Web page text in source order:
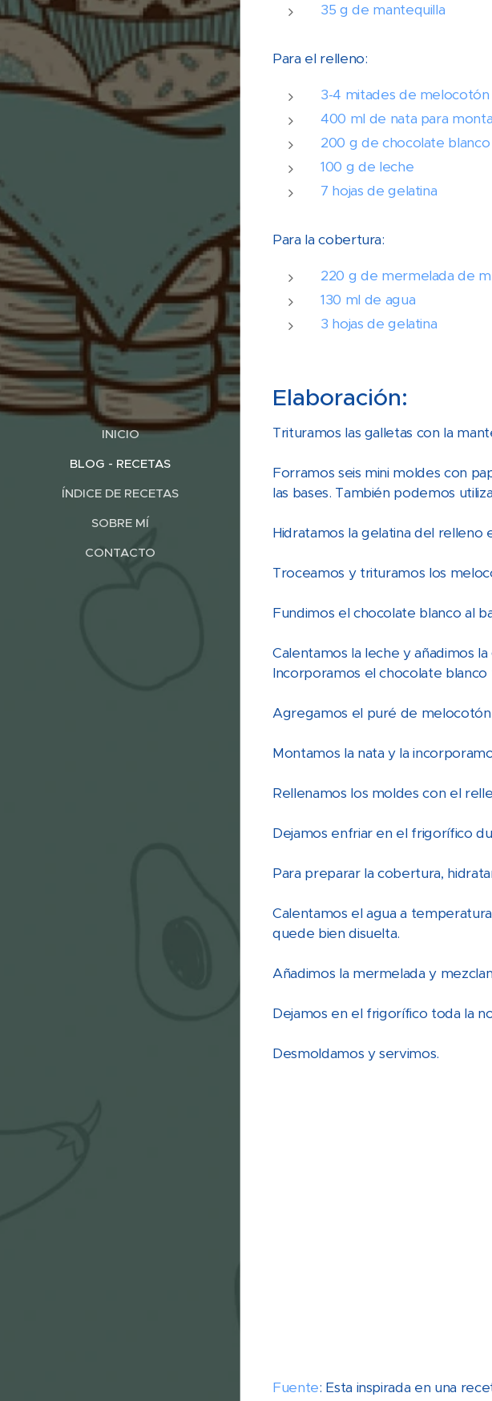
INICIO
BLOG - RECETAS
ÍNDICE DE RECETAS
SOBRE MÍ
CONTACTO
35 g de mantequilla
Para el relleno:
3-4 mitades de
400 ml de nata para
200 g de chocolate blanco
100 g de leche
7 hojas de gelatina
Para la cobertura:
220 g de mermelada de
130 ml de agua
3 hojas de gelatina
Elaboración:
Trituramos las galletas con la
Forramos seis mini moldes con
las bases. También podemos
Hidratamos la gelatina del relleno
Troceamos y trituramos los
Fundimos el chocolate blanco al
Calentamos la leche y añadimos
Incorporamos el chocolate
Agregamos el puré de
Montamos la nata y la
Rellenamos los moldes con el
Dejamos enfriar en el frigorífico
Para preparar la cobertura,
Calentamos el agua a
quede bien disuelta.
Añadimos la mermelada y
Dejamos en el frigorífico toda la
Desmoldamos y servimos.
Fuente: Esta inspirada en una